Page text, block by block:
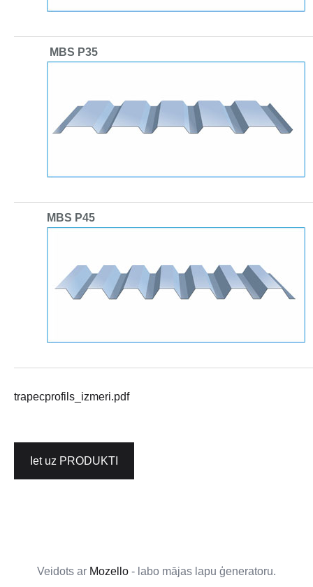
MBS P35
MBS P45
trapecprofils_izmeri.pdf
Iet uz PRODUKTI
Veidots ar Mozello - labo mājas lapu ģeneratoru.